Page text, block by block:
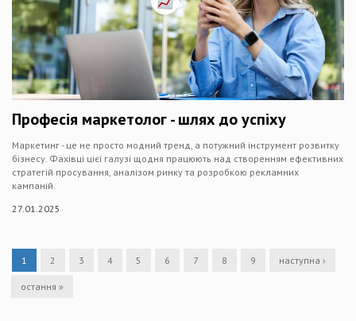
Професія маркетолог - шлях до успіху
Маркетинг - це не просто модний тренд, а потужний інструмент розвитку
бізнесу. Фахівці цієї галузі щодня працюють над створенням ефективних
стратегій просування, аналізом ринку та розробкою рекламних
кампаній.
27.01.2025
1 2 3 4 5 6 7 8 9 наступна ›
остання »